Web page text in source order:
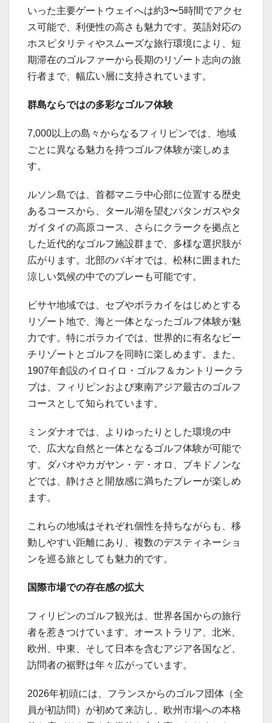
いった主要ゲートウェイへは約3〜5時間でアクセ
ス可能で、利便性の高さも魅力です。英語対応の
ホスピタリティやスムーズな旅行環境により、短
期滞在のゴルファーから長期のリゾート志向の旅
行者まで、幅広い層に支持されています。
群島ならではの多彩なゴルフ体験
7,000以上の島々からなるフィリピンでは、地域
ごとに異なる魅力を持つゴルフ体験が楽しめま
す。
ルソン島では、首都マニラ中心部に位置する歴史
あるコースから、タール湖を望むバタンガスやタ
ガイタイの高原コース、さらにクラークを拠点と
した近代的なゴルフ施設群まで、多様な選択肢が
広がります。北部のバギオでは、松林に囲まれた
涼しい気候の中でのプレーも可能です。
ビサヤ地域では、セブやボラカイをはじめとする
リゾート地で、海と一体となったゴルフ体験が魅
力です。特にボラカイでは、世界的に有名なビー
チリゾートとゴルフを同時に楽しめます。また、
1907年創設のイロイロ・ゴルフ＆カントリークラ
ブは、フィリピンおよび東南アジア最古のゴルフ
コースとして知られています。
ミンダナオでは、よりゆったりとした環境の中
で、広大な自然と一体となるゴルフ体験が可能で
す。ダバオやカガヤン・デ・オロ、ブキドノンな
どでは、静けさと開放感に満ちたプレーが楽しめ
ます。
これらの地域はそれぞれ個性を持ちながらも、移
動しやすい距離にあり、複数のデスティネーショ
ンを巡る旅としても魅力的です。
国際市場での存在感の拡大
フィリピンのゴルフ観光は、世界各国からの旅行
者を惹きつけています。オーストラリア、北米、
欧州、中東、そして日本を含むアジア各国など、
訪問者の裾野は年々広がっています。
2026年初頭には、フランスからのゴルフ団体（全
員が初訪問）が初めて来訪し、欧州市場への本格